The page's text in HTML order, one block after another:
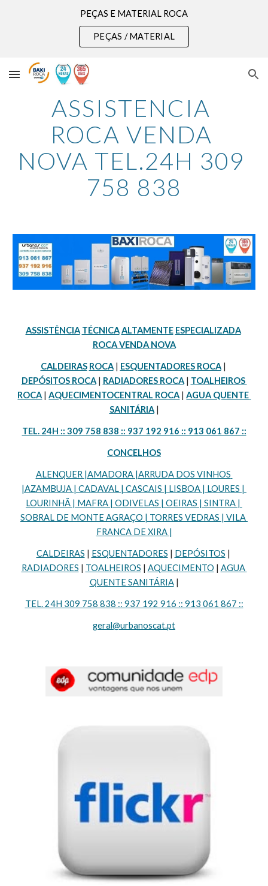
Skip to main content
PEÇAS E MATERIAL ROCA
PEÇAS / MATERIAL
ASSISTENCIA
ROCA VENDA
NOVA TEL.24H 309
758 838
ASSISTÊNCIA TÉCNICA ALTAMENTE ESPECIALIZADA
ROCA VENDA NOVA
CALDEIRAS ROCA | ESQUENTADORES ROCA
DEPÓSITOS ROCA | RADIADORES ROCA | TOALHEIROS
ROCA | AQUECIMENTOCENTRAL ROCA | AGUA QUENTE
SANITÁRIA |
TEL. 24H :: 309 758 838 :: 937 192 916 :: 913 061 867 ::
CONCELHOS
ALENQUER |AMADORA |ARRUDA DOS VINHOS
|AZAMBUJA | CADAVAL | CASCAIS | LISBOA | LOURES |
LOURINHÃ | MAFRA | ODIVELAS | OEIRAS | SINTRA |
SOBRAL DE MONTE AGRAÇO | TORRES VEDRAS | VILA
FRANCA DE XIRA |
CALDEIRAS | ESQUENTADORES | DEPÓSITOS
RADIADORES | TOALHEIROS | AQUECIMENTO | AGUA
QUENTE SANITÁRIA |
TEL. 24H 309 758 838 :: 937 192 916 :: 913 061 867 ::
geral@urbanoscat.pt